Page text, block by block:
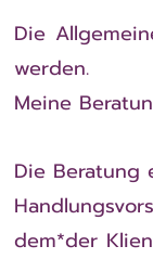
Die
werden.
Meine
Die Beratung
dem*der